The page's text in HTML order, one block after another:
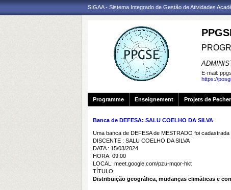
SIGAA - Sistema Integrado de Gestão de Atividades
E-mail:
https://
Programme Enseignement Projets de
Banca de DEFESA: SALU COELHO DA SILVA
Uma banca de DEFESA de MESTRADO foi cadastrada
DISCENTE : SALU COELHO DA SILVA
DATA : 15/03/2024
HORA: 09:00
LOCAL: meet.google.com/pzu-mqor-hkt
TÍTULO:
Distribuição geográfica, mudanças climáticas e